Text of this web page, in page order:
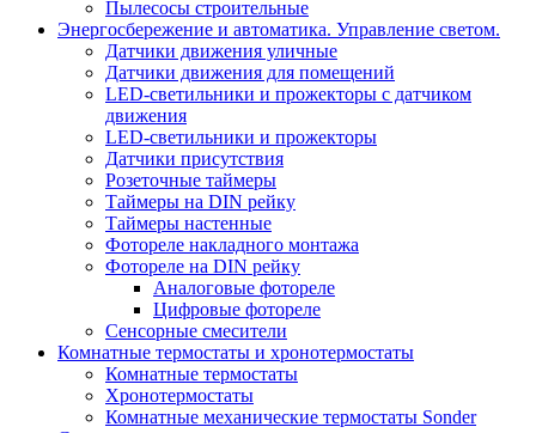
Пылесосы строительные
Энергосбережение и автоматика. Управление светом.
Датчики движения уличные
Датчики движения для помещений
LED-светильники и прожекторы с датчиком
движения
LED-светильники и прожекторы
Датчики присутствия
Розеточные таймеры
Таймеры на DIN рейку
Таймеры настенные
Фотореле накладного монтажа
Фотореле на DIN рейку
Аналоговые фотореле
Цифровые фотореле
Сенсорные смесители
Комнатные термостаты и хронотермостаты
Комнатные термостаты
Хронотермостаты
Комнатные механические термостаты Sonder